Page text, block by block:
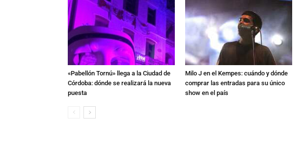
«Pabellón Tornú» llega a la Ciudad de
Córdoba: dónde se realizará la nueva
puesta
Milo J en el Kempes: cuándo y dónde
comprar las entradas para su único
show en el país